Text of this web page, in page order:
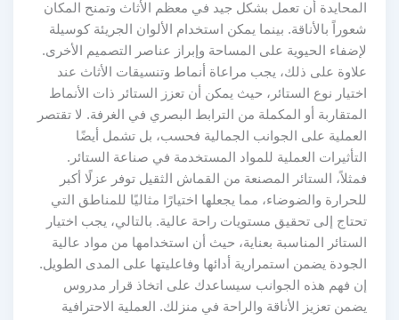
المحايدة أن تعمل بشكل جيد في معظم الأثاث وتمنح المكان
شعوراً بالأناقة. بينما يمكن استخدام الألوان الجريئة كوسيلة
لإضفاء الحيوية على المساحة وإبراز عناصر التصميم الأخرى.
علاوة على ذلك، يجب مراعاة أنماط وتنسيقات الأثاث عند
اختيار نوع الستائر، حيث يمكن أن تعزز الستائر ذات الأنماط
المتقاربة أو المكملة من الترابط البصري في الغرفة. لا تقتصر
العملية على الجوانب الجمالية فحسب، بل تشمل أيضًا
التأثيرات العملية للمواد المستخدمة في صناعة الستائر.
فمثلاً، الستائر المصنعة من القماش الثقيل توفر عزلًا أكبر
للحرارة والضوضاء، مما يجعلها اختيارًا مثاليًا للمناطق التي
تحتاج إلى تحقيق مستويات راحة عالية. بالتالي، يجب اختيار
الستائر المناسبة بعناية، حيث أن استخدامها من مواد عالية
الجودة يضمن استمرارية أدائها وفاعليتها على المدى الطويل.
إن فهم هذه الجوانب سيساعدك على اتخاذ قرار مدروس
يضمن تعزيز الأناقة والراحة في منزلك. العملية الاحترافية